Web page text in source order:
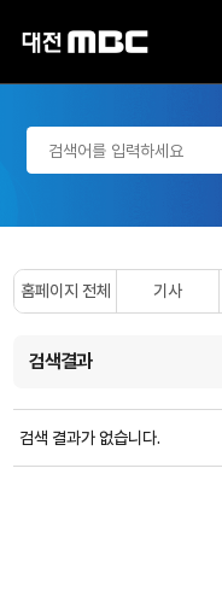
홈페이지 전체 기사
검색결과
검색 결과가 없습니다.